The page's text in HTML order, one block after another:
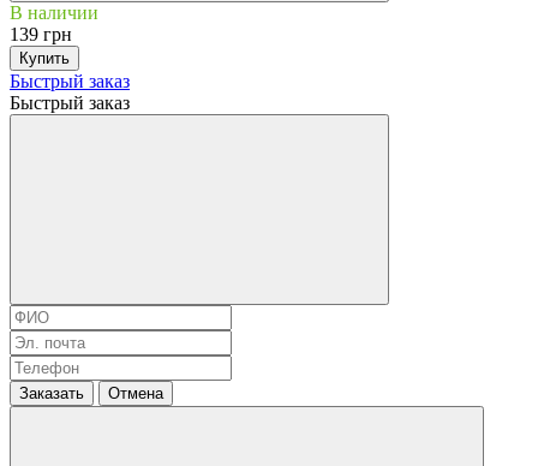
В наличии
139 грн
Купить
Быстрый заказ
Быстрый заказ
Заказать Отмена